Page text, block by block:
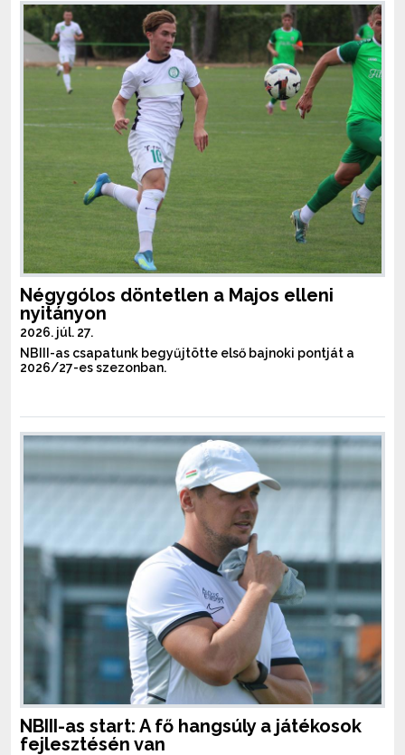
Négygólos döntetlen a Majos elleni
nyitányon
2026. júl. 27.
NBIII-as csapatunk begyűjtötte első bajnoki pontját a
2026/27-es szezonban.
NBIII-as start: A fő hangsúly a játékosok
fejlesztésén van